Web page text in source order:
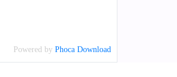
Powered by Phoca Download